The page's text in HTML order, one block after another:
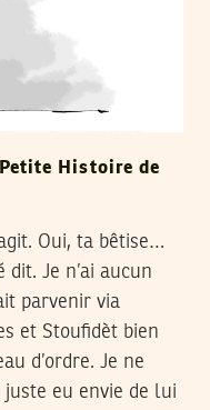
Histoire de
Oui, ta bêtise…
dit. Je n’ai aucun
parvenir via
et Stoufidèt bien
d’ordre. Je ne
juste eu envie de lui